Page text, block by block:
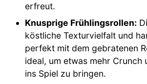
erfreut.
Knusprige Frühlingsrollen:
köstliche Texturvielfalt und
perfekt mit dem gebratenen
ideal, um etwas mehr Crunch
ins Spiel zu bringen.